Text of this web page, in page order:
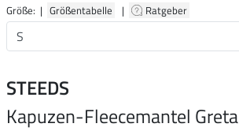
Größe: | Größentabelle | Ratgeber
STEEDS
Kapuzen-Fleecemantel Greta